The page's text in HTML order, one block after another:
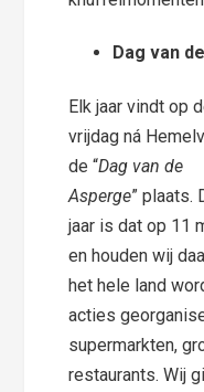
Dag van
Elk jaar vindt op
vrijdag ná
de “Dag van de
Asperge” plaats.
jaar is dat op 11
en houden wij
het hele land
acties
supermarkten,
restaurants. Wij